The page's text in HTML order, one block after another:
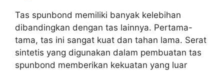
Tas spunbond memiliki banyak kelebihan
dibandingkan dengan tas lainnya. Pertama-
tama, tas ini sangat kuat dan tahan lama. Serat
sintetis yang digunakan dalam pembuatan tas
spunbond memberikan kekuatan yang luar